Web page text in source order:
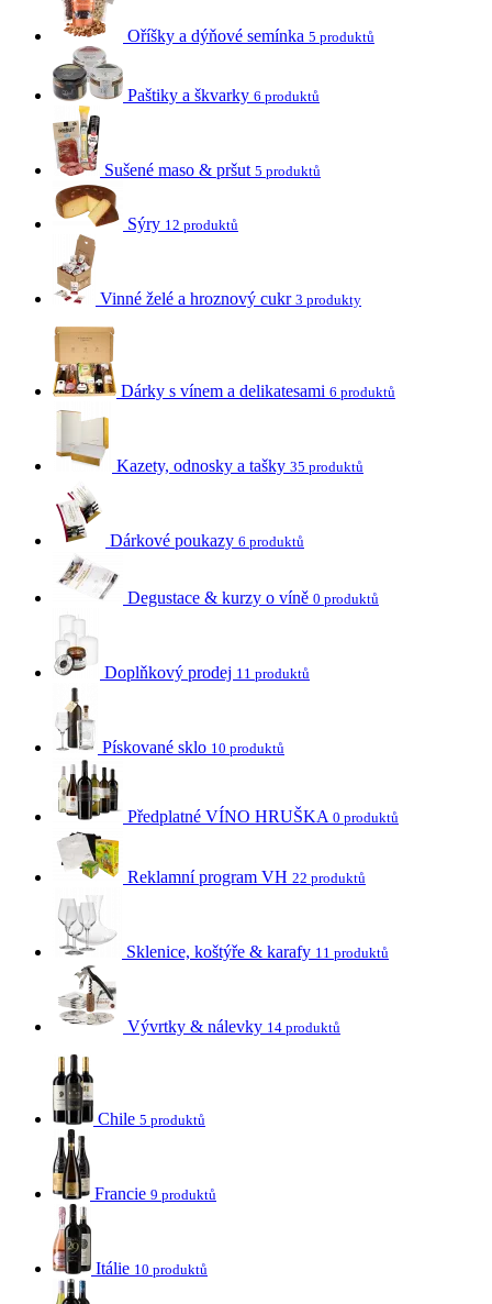
Oříšky a dýňové semínka 5 produktů
Paštiky a škvarky 6 produktů
Sušené maso & pršut 5 produktů
Sýry 12 produktů
Vinné želé a hroznový cukr 3 produkty
Dárky s vínem a delikatesami 6 produktů
Kazety, odnosky a tašky 35 produktů
Dárkové poukazy 6 produktů
Degustace & kurzy o víně 0 produktů
Doplňkový prodej 11 produktů
Pískované sklo 10 produktů
Předplatné VÍNO HRUŠKA 0 produktů
Reklamní program VH 22 produktů
Sklenice, koštýře & karafy 11 produktů
Vývrtky & nálevky 14 produktů
Chile 5 produktů
Francie 9 produktů
Itálie 10 produktů